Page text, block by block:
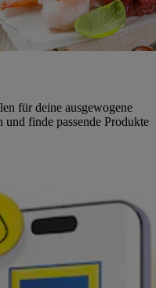
für deine ausgewogene
finde passende Produkte